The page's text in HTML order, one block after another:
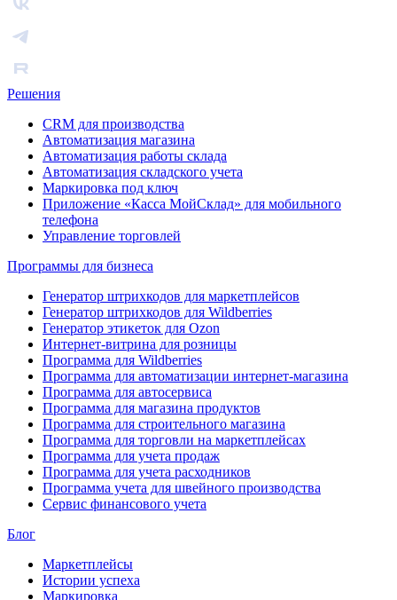
Решения
CRM для производства
Автоматизация магазина
Автоматизация работы склада
Автоматизация складского учета
Маркировка под ключ
Приложение «Касса МойСклад» для мобильного
телефона
Управление торговлей
Программы для бизнеса
Генератор штрихкодов для маркетплейсов
Генератор штрихкодов для Wildberries
Генератор этикеток для Ozon
Интернет-витрина для розницы
Программа для Wildberries
Программа для автоматизации интернет-магазина
Программа для автосервиса
Программа для магазина продуктов
Программа для строительного магазина
Программа для торговли на маркетплейсах
Программа для учета продаж
Программа для учета расходников
Программа учета для швейного производства
Сервис финансового учета
Блог
Маркетплейсы
Истории успеха
Маркировка